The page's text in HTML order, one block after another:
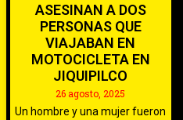
ASESINAN A DOS
PERSONAS QUE
VIAJABAN EN
MOTOCICLETA EN
JIQUIPILCO
26 agosto, 2025
Un hombre y una mujer fueron